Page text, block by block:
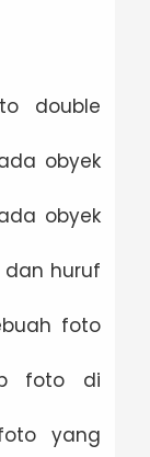
double
obyek
obyek
dan huruf
foto
foto di
yang